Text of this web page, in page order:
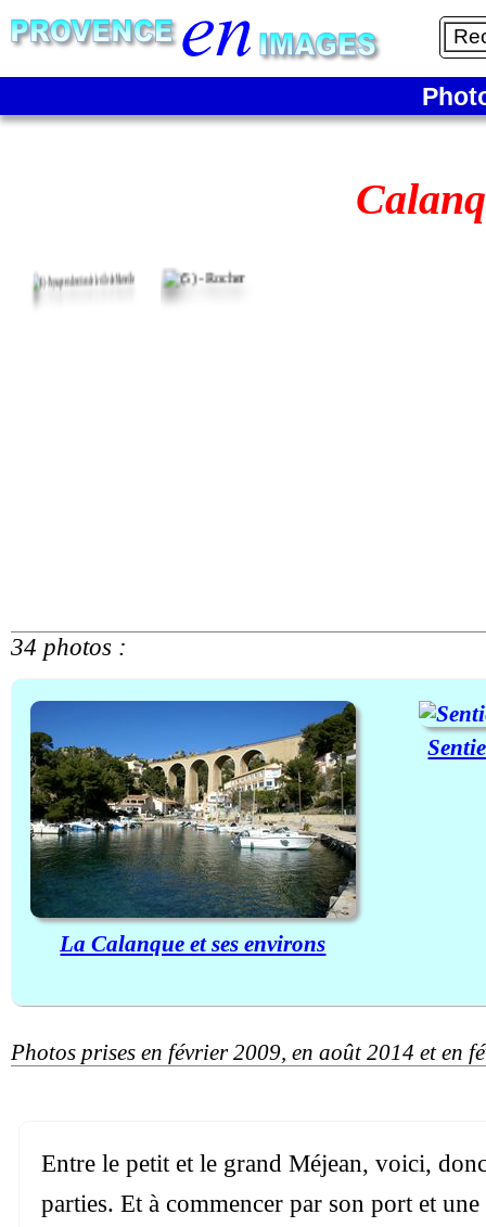
34 photos :
La Calanque et ses environs
Photos prises en février 2009, en août 2014 et en
Entre le petit et le grand Méjean, voici,
parties. Et à commencer par son port et